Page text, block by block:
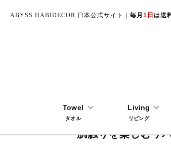
ABYSS HABIDECOR 日本公式サイト｜ 毎月 1日 は送
Towel
タオル
Living
リビング
肌触りを楽しむリ